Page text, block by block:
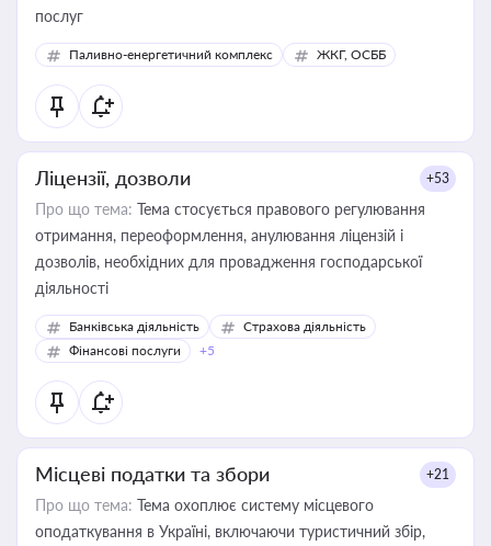
послуг
Паливно-енергетичний комплекс ЖКГ, ОСББ
Ліцензії, дозволи +53
Про що тема: Тема стосується правового регулювання
отримання, переоформлення, анулювання ліцензій і
дозволів, необхідних для провадження господарської
діяльності
Банківська діяльність
Страхова діяльність
Фінансові послуги
+5
Місцеві податки та збори +21
Про що тема: Тема охоплює систему місцевого
оподаткування в Україні, включаючи туристичний збір,